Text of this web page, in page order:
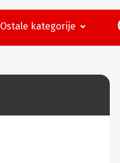
Ostale kategorije